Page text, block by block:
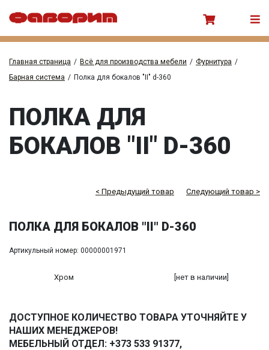
Главная страница / Всё для производства мебели / Фурнитура /
Барная система / Полка для бокалов "II" d-360
ПОЛКА ДЛЯ
БОКАЛОВ "II" D-360
< Предыдущий товар Следующий товар >
ПОЛКА ДЛЯ БОКАЛОВ "II" D-360
Артикульный номер: 00000001971
Хром [нет в наличии]
ДОСТУПНОЕ КОЛИЧЕСТВО ТОВАРА УТОЧНЯЙТЕ У
НАШИХ МЕНЕДЖЕРОВ!
МЕБЕЛЬНЫЙ ОТДЕЛ: +373 533 91377,